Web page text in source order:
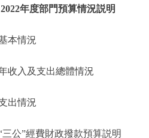
年度部門預算情況説明
情況
入及支出總體情況
情況
”經費財政撥款預算説明